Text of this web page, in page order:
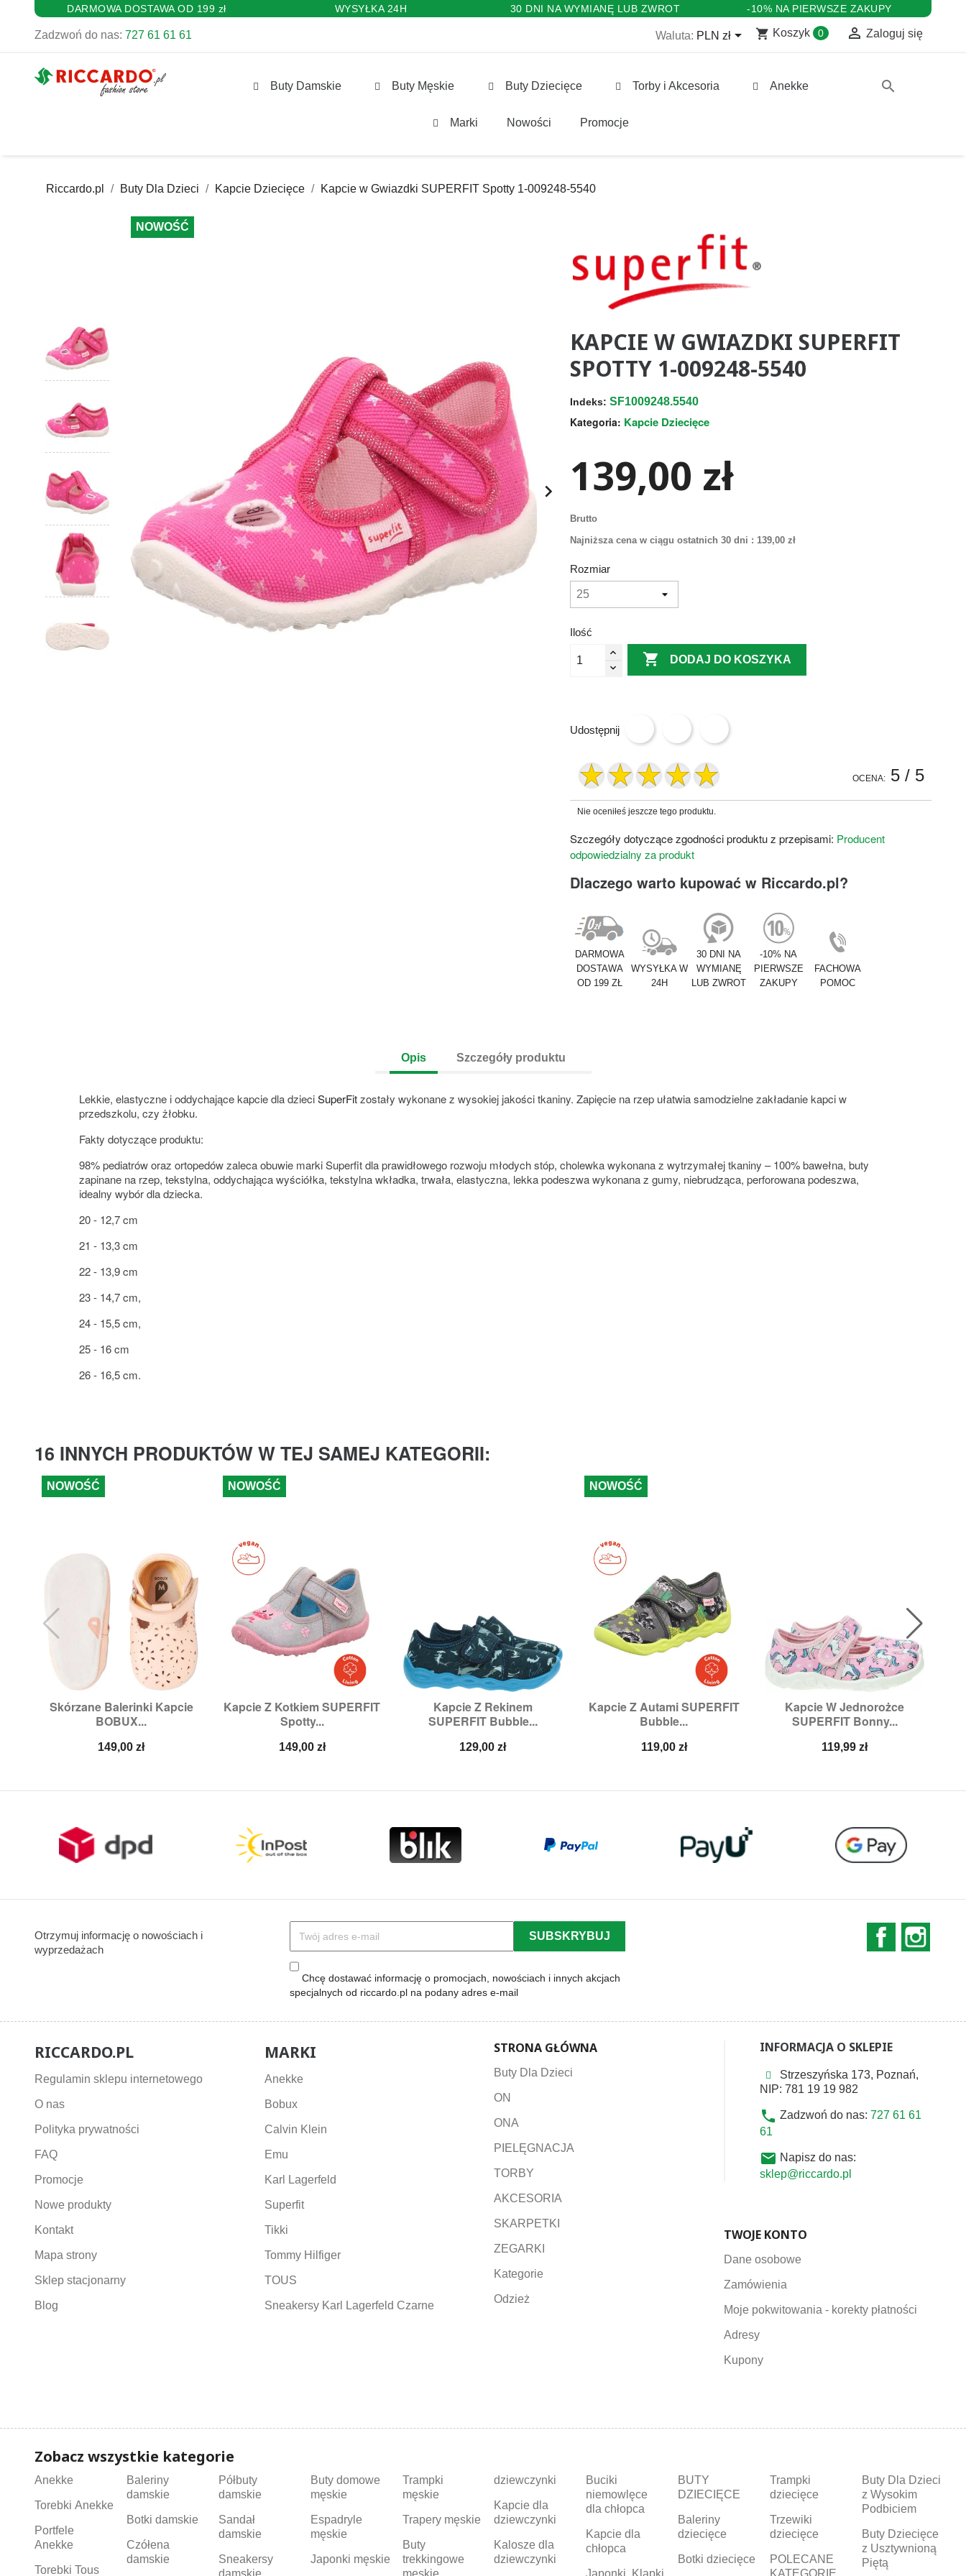
DARMOWA DOSTAWA OD 199 zł WYSYŁKA 24H 30 DNI NA WYMIANĘ LUB ZWROT -10% NA PIERWSZE ZAKUPY
Zadzwoń do nas: 727 61 61 61 Waluta: PLN zł shopping_cart Koszyk 0  Zaloguj się
Buty Damskie Buty Męskie Buty Dziecięce Torby i Akcesoria Anekke
Marki Nowości Promocje
search
Riccardo.pl Buty Dla Dzieci Kapcie Dziecięce Kapcie w Gwiazdki SUPERFIT Spotty 1-009248-5540
NOWOŚĆ

KAPCIE W GWIAZDKI SUPERFIT
SPOTTY 1-009248-5540
Indeks: SF1009248.5540
Kategoria: Kapcie Dziecięce
139,00 zł
Brutto
Najniższa cena w ciągu ostatnich 30 dni : 139,00 zł
Rozmiar
Ilość
 DODAJ DO KOSZYKA
Udostępnij
OCENA: 5/ 5
Nie oceniłeś jeszcze tego produktu.
Szczegóły dotyczące zgodności produktu z przepisami: Producent
odpowiedzialny za produkt
Dlaczego warto kupować w Riccardo.pl?
DARMOWA
DOSTAWA
OD 199 ZŁ
WYSYŁKA W
24H
30 DNI NA
WYMIANĘ
LUB ZWROT
-10% NA
PIERWSZE
ZAKUPY
FACHOWA
POMOC
Opis Szczegóły produktu
Lekkie, elastyczne i oddychające kapcie dla dzieciSuperFitzostały wykonane z wysokiej jakości tkaniny. Zapięcie na rzep ułatwia samodzielne zakładanie kapci w
przedszkolu, czy żłobku.
Fakty dotyczące produktu:
98% pediatrów oraz ortopedów zaleca obuwie marki Superfit dla prawidłowego rozwoju młodych stóp, cholewka wykonana z wytrzymałej tkaniny – 100% bawełna, buty
zapinane na rzep, tekstylna, oddychająca wyściółka, tekstylna wkładka, trwała, elastyczna, lekka podeszwa wykonana z gumy, niebrudząca, perforowana podeszwa,
idealny wybór dla dziecka.
20 - 12,7 cm
21 - 13,3 cm
22 - 13,9 cm
23 - 14,7 cm,
24 - 15,5 cm,
25 - 16 cm
26 - 16,5 cm.
16 INNYCH PRODUKTÓW W TEJ SAMEJ KATEGORII:
Skórzane Balerinki Kapcie
BOBUX...
Cena
149,00 zł
Szybki podgląd
Rozmiary:L
NOWOŚĆ
Kapcie Z Kotkiem SUPERFIT
Spotty...
Cena
149,00 zł
Szybki podgląd
Rozmiary:24,
NOWOŚĆ
Kapcie Z Rekinem
SUPERFIT Bubble...
Cena
129,00 zł
Szybki podgląd
Rozmiary:25
Kapcie Z Autami SUPERFIT
Bubble...
Cena
119,00 zł
Szybki podgląd
Rozmiary:28,29,
NOWOŚĆ
Kapcie W Jednorożce
SUPERFIT Bonny...
Cena
119,99 zł
Szybki podgląd
Rozmiary:36
Otrzymuj informację o nowościach i
wyprzedażach
Chcę dostawać informację o promocjach, nowościach i innych akcjach
specjalnych od riccardo.pl na podany adres e-mail
Facebook
RICCARDO.PL
Regulamin sklepu internetowego
O nas
Polityka prywatności
FAQ
Promocje
Nowe produkty
Kontakt
Mapa strony
Sklep stacjonarny
Blog
MARKI
Anekke
Bobux
Calvin Klein
Emu
Karl Lagerfeld
Superfit
Tikki
Tommy Hilfiger
TOUS
Sneakersy Karl Lagerfeld Czarne
STRONA GŁÓWNA
Buty Dla Dzieci
ON
ONA
PIELĘGNACJA
TORBY
AKCESORIA
SKARPETKI
ZEGARKI
Kategorie
Odzież
INFORMACJA O SKLEPIE
Strzeszyńska 173, Poznań,
NIP: 781 19 19 982
phone Zadzwoń do nas: 727 61 61
61
email Napisz do nas:
sklep@riccardo.pl
TWOJE KONTO
Dane osobowe
Zamówienia
Moje pokwitowania - korekty płatności
Adresy
Kupony
Zobacz wszystkie kategorie
Anekke
Torebki Anekke
Portfele
Anekke
Torebki Tous
Baleriny
damskie
Botki damskie
Czółena
damskie
Półbuty
damskie
Sandał
damskie
Sneakersy
Buty domowe
męskie
Espadryle
męskie
Japonki męskie
Trampki
męskie
Trapery męskie
Buty
trekkingowe
dziewczynki
Kapcie dla
dziewczynki
Kalosze dla
dziewczynki
Buciki
niemowlęce
dla chłopca
Kapcie dla
chłopca
BUTY
DZIECIĘCE
Baleriny
dziecięce
Botki dziecięce
Trampki
dziecięce
Trzewiki
dziecięce
POLECANE
Buty Dla Dzieci
z Wysokim
Podbiciem
Buty Dziecięce
z Usztywnioną
Piętą